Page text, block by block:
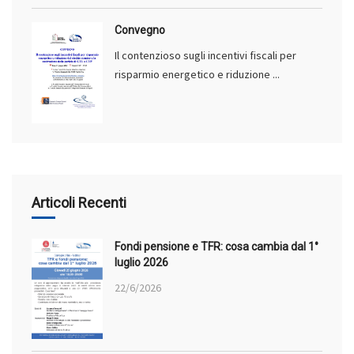
Convegno
Il contenzioso sugli incentivi fiscali per
risparmio energetico e riduzione ...
Articoli Recenti
Fondi pensione e TFR: cosa cambia dal 1°
luglio 2026
22/6/2026